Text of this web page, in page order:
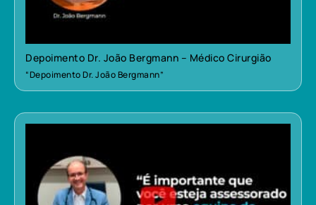
Depoimento Dr. João Bergmann – Médico Cirurgião
“Depoimento Dr. João Bergmann”